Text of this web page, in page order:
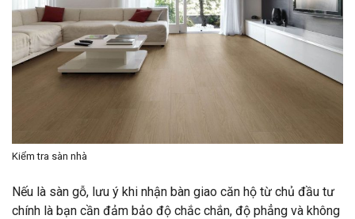
Kiểm tra sàn nhà
Nếu là sàn gỗ, lưu ý khi nhận bàn giao căn hộ từ chủ đầu tư
chính là bạn cần đảm bảo độ chắc chắn, độ phẳng và không